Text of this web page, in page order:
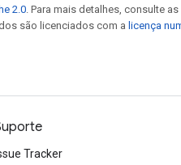
2.0 . Para mais detalhes, consulte as
são licenciados com a licença
Tracker